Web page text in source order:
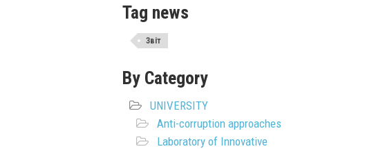
Tag news
Звіт
By Category
UNIVERSITY
Anti-corruption approaches
Laboratory of Innovative